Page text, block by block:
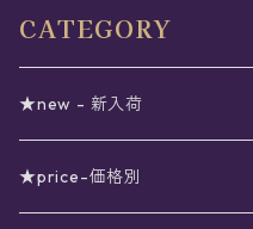
CATEGORY
★new - 新入荷
★price-価格別